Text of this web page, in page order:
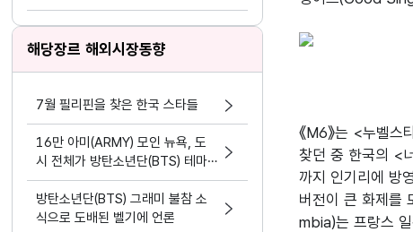
스 및 레퍼토리피칭 참가 예술단체
모집 공고
해당장르 해외시장동향
7월 필리핀을 찾은 한국 스타들
16만 아미(ARMY) 모인 뉴욕, 도
시 전체가 방탄소년단(BTS) 테마
파크가 됐다.
방탄소년단(BTS) 그래미 불참 소
식으로 도배된 벨기에 언론
《M6》는 <누벨
찾던 중 한국의 <
까지 인기리에 방
버전이 큰 화제를
mbia)는 프랑스